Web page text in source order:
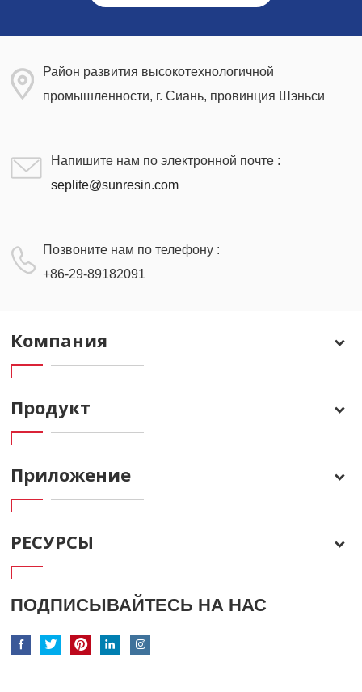
Район развития высокотехнологичной
промышленности, г. Сиань, провинция Шэньси
Напишите нам по электронной почте :
seplite@sunresin.com
Позвоните нам по телефону :
+86-29-89182091
Компания
Продукт
Приложение
РЕСУРСЫ
ПОДПИСЫВАЙТЕСЬ НА НАС